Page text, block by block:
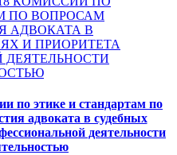
по этике и стандартам по
адвоката в судебных
деятельности